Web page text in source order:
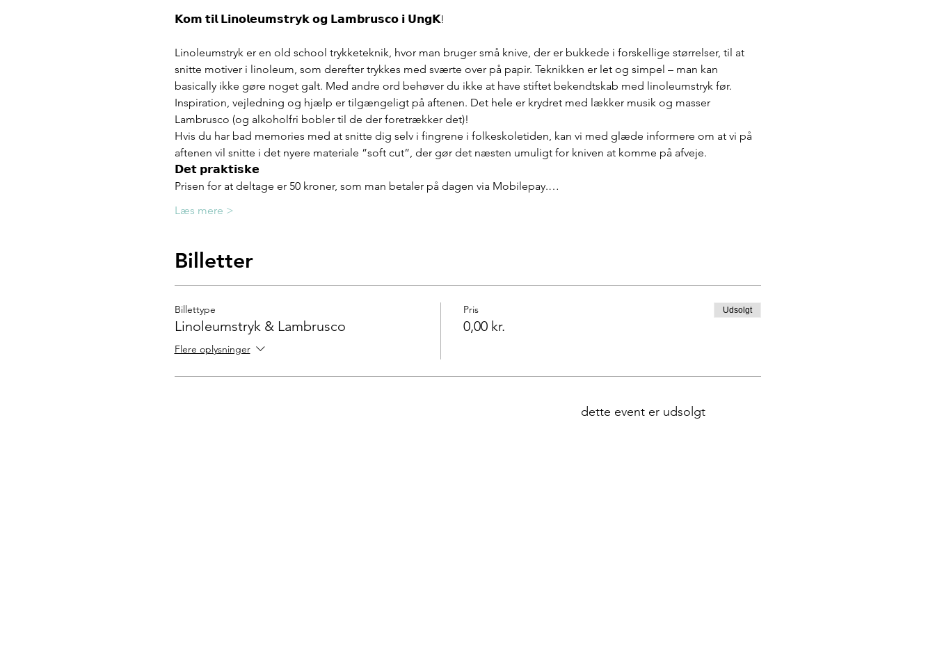
𝗞𝗼𝗺 𝘁𝗶𝗹 𝗟𝗶𝗻𝗼𝗹𝗲𝘂𝗺𝘀𝘁𝗿𝘆𝗸 𝗼𝗴 𝗟𝗮𝗺𝗯𝗿𝘂𝘀𝗰𝗼 𝗶 𝗨𝗻𝗴𝗞!
Linoleumstryk er en old school trykketeknik, hvor man bruger små knive, der er bukkede i forskellige størrelser, til at
snitte motiver i linoleum, som derefter trykkes med sværte over på papir. Teknikken er let og simpel – man kan
basically ikke gøre noget galt. Med andre ord behøver du ikke at have stiftet bekendtskab med linoleumstryk før.
Inspiration, vejledning og hjælp er tilgængeligt på aftenen. Det hele er krydret med lækker musik og masser
Lambrusco (og alkoholfri bobler til de der foretrækker det)!
Hvis du har bad memories med at snitte dig selv i fingrene i folkeskoletiden, kan vi med glæde informere om at vi på
aftenen vil snitte i det nyere materiale ”soft cut”, der gør det næsten umuligt for kniven at komme på afveje.
𝗗𝗲𝘁 𝗽𝗿𝗮𝗸𝘁𝗶𝘀𝗸𝗲
Prisen for at deltage er 50 kroner, som man betaler på dagen via Mobilepay.…
Læs mere >
Billetter
Billettype
Linoleumstryk & Lambrusco
Flere oplysninger
Pris
0,00 kr.
Udsolgt
dette event er udsolgt